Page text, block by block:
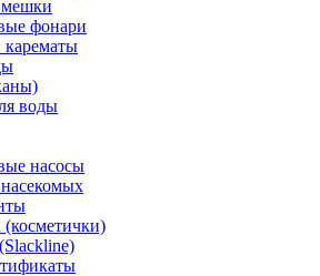
фонари
воды
насосы
(косметички)